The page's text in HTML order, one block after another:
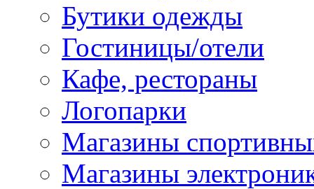
Бутики одежды
Гостиницы/отели
Кафе, рестораны
Логопарки
Магазины
Магазины